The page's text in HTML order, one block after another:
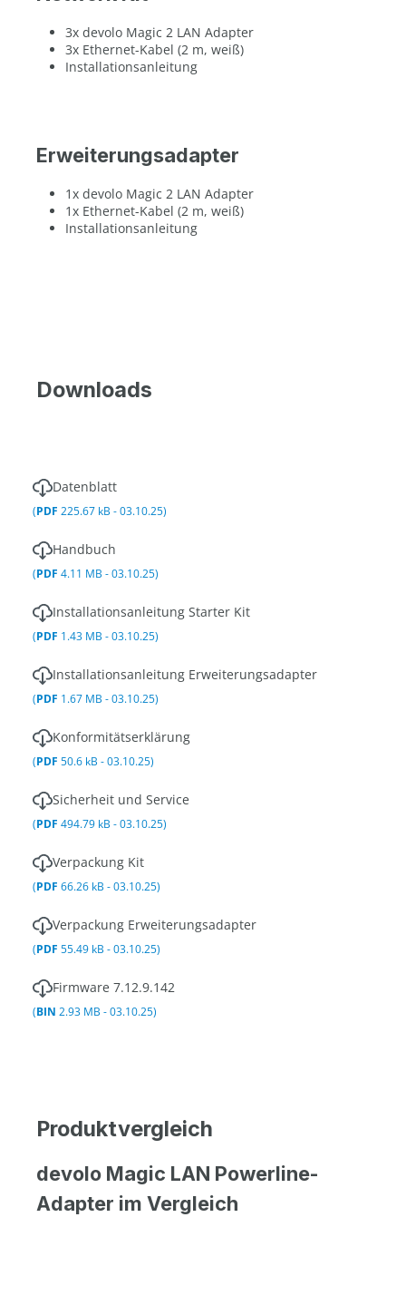
3x devolo Magic 2 LAN Adapter
3x Ethernet-Kabel (2 m, weiß)
Installationsanleitung
Erweiterungsadapter
1x devolo Magic 2 LAN Adapter
1x Ethernet-Kabel (2 m, weiß)
Installationsanleitung
Downloads
Datenblatt
(PDF 225.67 kB - 03.10.25)
Handbuch
(PDF 4.11 MB - 03.10.25)
Installationsanleitung Starter Kit
(PDF 1.43 MB - 03.10.25)
Installationsanleitung Erweiterungsadapter
(PDF 1.67 MB - 03.10.25)
Konformitätserklärung
(PDF 50.6 kB - 03.10.25)
Sicherheit und Service
(PDF 494.79 kB - 03.10.25)
Verpackung Kit
(PDF 66.26 kB - 03.10.25)
Verpackung Erweiterungsadapter
(PDF 55.49 kB - 03.10.25)
Firmware 7.12.9.142
(BIN 2.93 MB - 03.10.25)
Produktvergleich
devolo Magic LAN Powerline-
Adapter im Vergleich